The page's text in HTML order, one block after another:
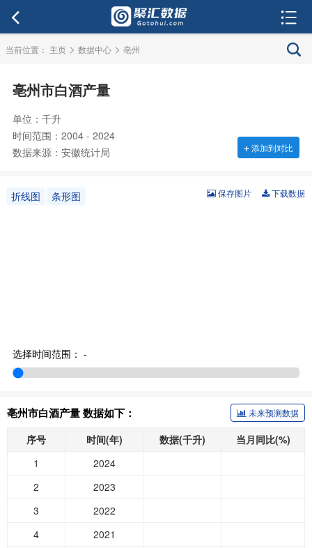
当前位置： 主页 > 数据中心 > 亳州
亳州市白酒产量
单位：千升
时间范围：2004 - 2024
数据来源：安徽统计局
+添加到对比
折线图 条形图 下载数据
保存图片
选择时间范围： -
亳州市白酒产量 数据如下： 未来预测数据
序号 时间(年) 数据(千升)
当月同比(%)
1
2024
2
2023
3
2022
4
2021